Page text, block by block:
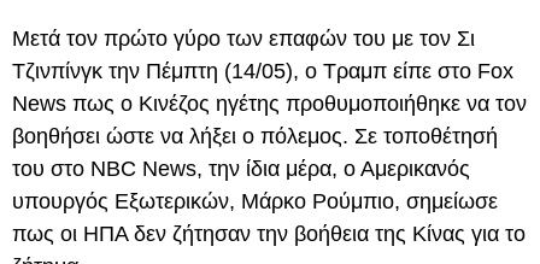
Μετά τον πρώτο γύρο των επαφών του με τον Σι
Τζινπίνγκ την Πέμπτη (14/05), ο Τραμπ είπε στο Fox
News πως ο Κινέζος ηγέτης προθυμοποιήθηκε να τον
βοηθήσει ώστε να λήξει ο πόλεμος. Σε τοποθέτησή
του στο NBC News, την ίδια μέρα, ο Αμερικανός
υπουργός Εξωτερικών, Μάρκο Ρούμπιο, σημείωσε
πως οι ΗΠΑ δεν ζήτησαν την βοήθεια της Κίνας για το